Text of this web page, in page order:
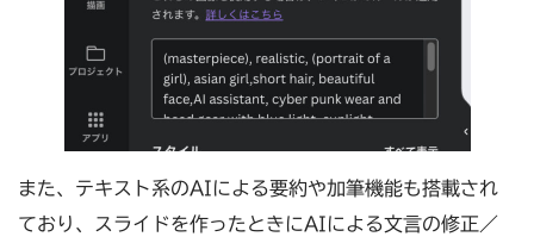
また、テキスト系のAIによる要約や加筆機能も搭載され
ており、スライドを作ったときにAIによる文言の修正／